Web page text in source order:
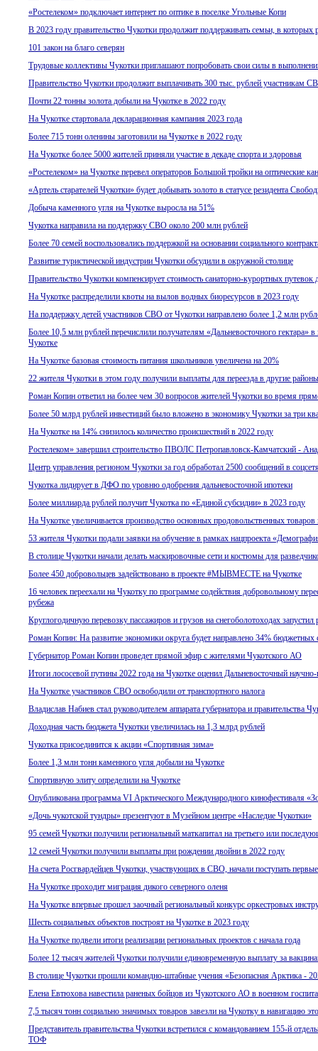
«Ростелеком» подключает интернет по оптике в поселке Угольные Копи
В 2023 году правительство Чукотки продолжит поддерживать семьи, в
101 закон на благо северян
Трудовые коллективы Чукотки приглашают попробовать свои силы в
Правительство Чукотки продолжит выплачивать 300 тыс. рублей участникам
Почти 22 тонны золота добыли на Чукотке в 2022 году
На Чукотке стартовала декларационная кампания 2023 года
Более 715 тонн оленины заготовили на Чукотке в 2022 году
На Чукотке более 5000 жителей приняли участие в декаде спорта и здоровья
«Ростелеком» на Чукотке перевел операторов Большой тройки на оптические
«Артель старателей Чукотки» будет добывать золото в статусе резидента
Добыча каменного угля на Чукотке выросла на 51%
Чукотка направила на поддержку СВО около 200 млн рублей
Более 70 семей воспользовались поддержкой на основании социального
Развитие туристической индустрии Чукотки обсудили в окружной столице
Правительство Чукотки компенсирует стоимость санаторно-курортных
На Чукотке распределили квоты на вылов водных биоресурсов в 2023 году
На поддержку детей участников СВО от Чукотки направлено более 1,2 млн
Более 10,5 млн рублей перечислили получателям «Дальневосточного гектара»
Чукотке
На Чукотке базовая стоимость питания школьников увеличена на 20%
22 жителя Чукотки в этом году получили выплаты для переезда в другие
Роман Копин ответил на более чем 30 вопросов жителей Чукотки во время
Более 50 млрд рублей инвестиций было вложено в экономику Чукотки за три
На Чукотке на 14% снизилось количество происшествий в 2022 году
Ростелеком» завершил строительство ПВОЛС Петропавловск-Камчатский -
Центр управления регионом Чукотки за год обработал 2500 сообщений в
Чукотка лидирует в ДФО по уровню одобрения дальневосточной ипотеки
Более миллиарда рублей получит Чукотка по «Единой субсидии» в 2023 году
На Чукотке увеличивается производство основных продовольственных
53 жителя Чукотки подали заявки на обучение в рамках нацпроекта
В столице Чукотки начали делать маскировочные сети и костюмы для
Более 450 добровольцев задействовано в проекте #МЫВМЕСТЕ на Чукотке
16 человек переехали на Чукотку по программе содействия добровольному
рубежа
Круглогодичную перевозку пассажиров и грузов на снегоболотоходах
Роман Копин: На развитие экономики округа будет направлено 34% бюджетных
Губернатор Роман Копин проведет прямой эфир с жителями Чукотского АО
Итоги лососевой путины 2022 года на Чукотке оценил Дальневосточный
На Чукотке участников СВО освободили от транспортного налога
Владислав Набиев стал руководителем аппарата губернатора и правительства
Доходная часть бюджета Чукотки увеличилась на 1,3 млрд рублей
Чукотка присоединится к акции «Спортивная зима»
Более 1,3 млн тонн каменного угля добыли на Чукотке
Спортивную элиту определили на Чукотке
Опубликована программа VI Арктического Международного кинофестиваля
«Дочь чукотской тундры» презентуют в Музейном центре «Наследие Чукотки»
95 семей Чукотки получили региональный маткапитал на третьего или
12 семей Чукотки получили выплаты при рождении двойни в 2022 году
На счета Росгвардейцев Чукотки, участвующих в СВО, начали поступать
На Чукотке проходит миграция дикого северного оленя
На Чукотке впервые прошел заочный региональный конкурс оркестровых
Шесть социальных объектов построят на Чукотке в 2023 году
На Чукотке подвели итоги реализации региональных проектов с начала года
Более 12 тысяч жителей Чукотки получили единовременную выплату за
В столице Чукотки прошли командно-штабные учения «Безопасная Арктика -
Елена Евтюхова навестила раненых бойцов из Чукотского АО в военном
7,5 тысяч тонн социально значимых товаров завезли на Чукотку в навигацию
Представитель правительства Чукотки встретился с командованием 155-й
ТОФ